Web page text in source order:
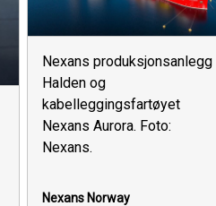
Nexans produksjonsanlegg
Halden og
kabelleggingsfartøyet
Nexans Aurora. Foto:
Nexans.
Nexans Norway